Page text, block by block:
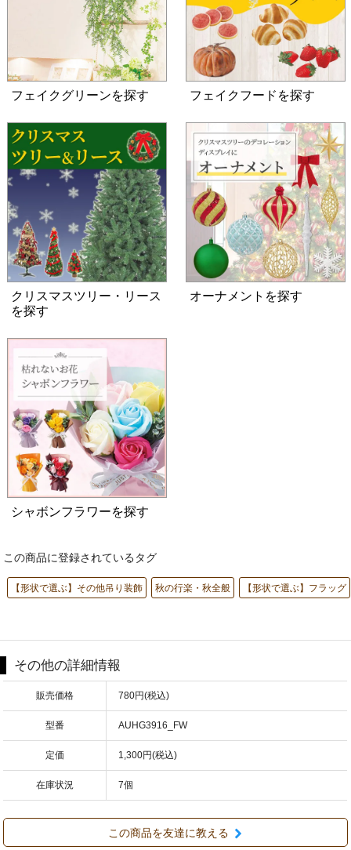
フェイクグリーンを探す フェイクフードを探す
クリスマスツリー・リース
を探す
オーナメントを探す
シャボンフラワーを探す
この商品に登録されているタグ
【形状で選ぶ】その他吊り装飾 秋の行楽・秋全般 【形状で選ぶ】フラッグ
その他の詳細情報
販売価格 780円(税込)
型番 AUHG3916_FW
定価 1,300円(税込)
在庫状況 7個
この商品を友達に教える